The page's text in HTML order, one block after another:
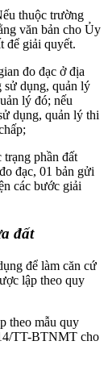
thuộc trường
văn bản cho Ủy
để giải quyết.
đo đạc ở địa
sử dụng, quản lý
lý đó; nếu
dụng, quản lý thi
phần đất
đạc, 01 bản gửi
các bước giải
đất
để làm căn cứ
lập theo quy
theo mẫu quy
TT-BTNMT cho